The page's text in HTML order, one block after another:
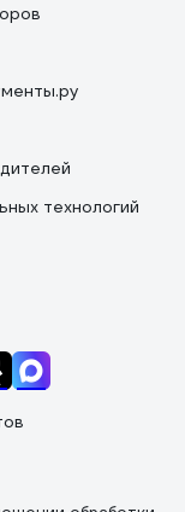
технологий